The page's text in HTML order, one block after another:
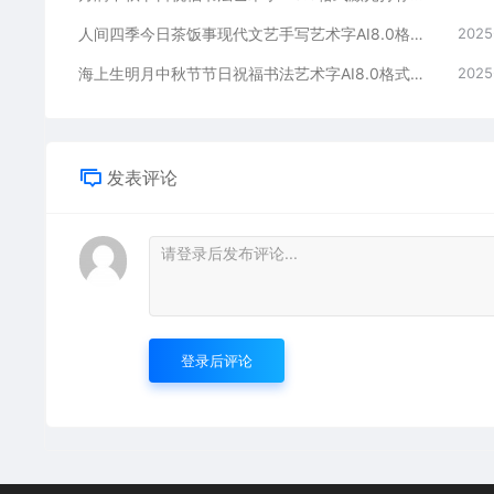
人间四季今日茶饭事现代文艺手写艺术字AI8.0格式激光打标文件通用矢量图
海上生明月中秋节节日祝福书法艺术字AI8.0格式激光打标文件通用矢量图
发表评论
登录后评论